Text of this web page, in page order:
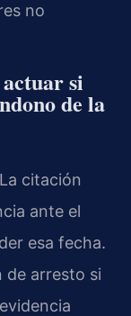
no
si
de la
citación
ante el
esa fecha.
de arresto si